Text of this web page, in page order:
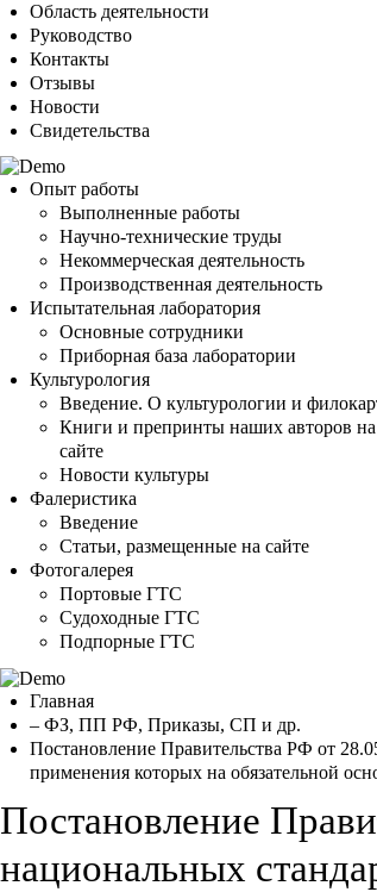
Область деятельности
Руководство
Контакты
Отзывы
Новости
Свидетельства
Опыт работы
Выполненные работы
Научно-технические труды
Некоммерческая деятельность
Производственная деятельность
Испытательная лаборатория
Основные сотрудники
Приборная база лаборатории
Культурология
Введение. О культурологии и
Книги и препринты наших авторов на
сайте
Новости культуры
Фалеристика
Введение
Статьи, размещенные на сайте
Фотогалерея
Портовые ГТС
Судоходные ГТС
Подпорные ГТС
Главная
– ФЗ, ПП РФ, Приказы, СП и др.
Постановление Правительства РФ от
применения которых на обязательной
Постановление
национальных